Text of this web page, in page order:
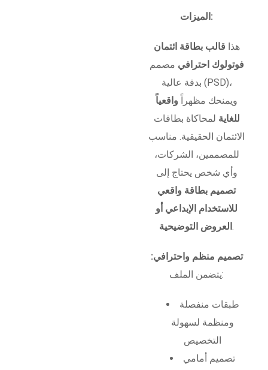
الميزات:
هذا قالب بطاقة ائتمان
فوتولوك احترافي مصمم
بدقة عالية (PSD)،
ويمنحك مظهراً واقعياً
للغاية لمحاكاة بطاقات
الائتمان الحقيقية. مناسب
للمصممين، الشركات،
وأي شخص يحتاج إلى
تصميم بطاقة واقعي
للاستخدام الإبداعي أو
العروض التوضيحية .
تصميم منظم واحترافي:
يتضمن الملف:
طبقات منفصلة
ومنظمة لسهولة
التخصيص
تصميم أمامي